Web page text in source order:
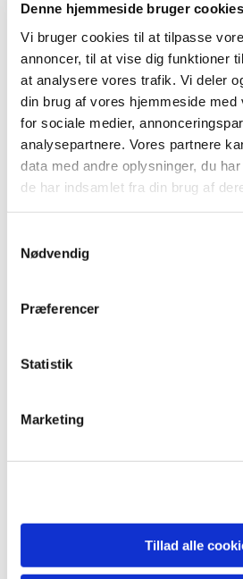
Denne hjemmeside bruger cookies
Vi bruger cookies til at tilpasse
annoncer, til at vise dig funktioner
at analysere vores trafik. Vi deler
din brug af vores hjemmeside med
for sociale medier,
analysepartnere. Vores partnere
data med andre oplysninger, du
de har indsamlet fra din brug af
Nødvendig
Præferencer
Statistik
Marketing
Tillad alle
og småt. Program og mere info
kontaktperson: Inge Woller
Du vil måske